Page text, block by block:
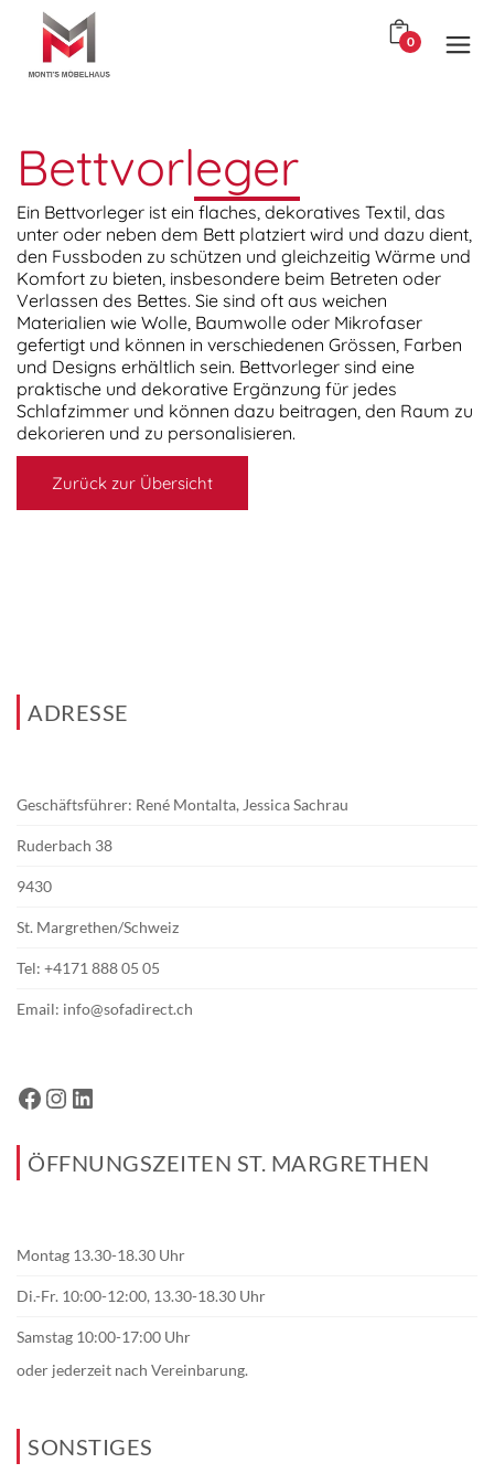
0
Bettvorleger
Ein Bettvorleger ist ein flaches, dekoratives Textil, das
unter oder neben dem Bett platziert wird und dazu dient,
den Fussboden zu schützen und gleichzeitig Wärme und
Komfort zu bieten, insbesondere beim Betreten oder
Verlassen des Bettes. Sie sind oft aus weichen
Materialien wie Wolle, Baumwolle oder Mikrofaser
gefertigt und können in verschiedenen Grössen, Farben
und Designs erhältlich sein. Bettvorleger sind eine
praktische und dekorative Ergänzung für jedes
Schlafzimmer und können dazu beitragen, den Raum zu
dekorieren und zu personalisieren.
Zurück zur Übersicht
ADRESSE
Geschäftsführer: René Montalta, Jessica Sachrau
Ruderbach 38
9430
St. Margrethen/Schweiz
Tel: +4171 888 05 05
Email: info@sofadirect.ch
ÖFFNUNGSZEITEN ST. MARGRETHEN
Montag 13.30-18.30 Uhr
Di.-Fr. 10:00-12:00, 13.30-18.30 Uhr
Samstag 10:00-17:00 Uhr
oder jederzeit nach Vereinbarung.
SONSTIGES